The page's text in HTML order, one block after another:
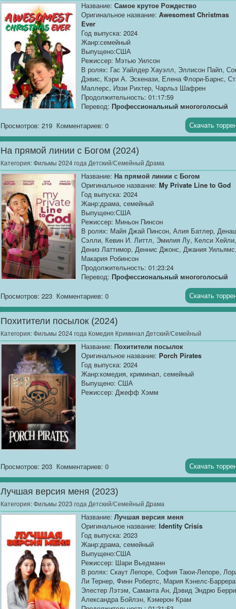
Название: Самое крутое Рождество
Оригинальное название: Awesomest Christmas
Ever
Год выпуска: 2024
Жанр:семейный
Выпущено:США
Режиссер: Мэтью Уилсон
В ролях: Гас Уайлдер Хауэлл, Эллисон Пайп,
Дэвис, Кэри А. Эскенази, Елена Флори-Барнс,
Маллерс, Иззи Рихтер, Чарльз Шафрен
Продолжительность: 01:17:59
Перевод: Профессиональный многоголосый
Размер:1.37 GB
Оливер пытается помешать своим родителям
развестись...
Просмотров: 219 Комментариев: 0 Скачать
На прямой линии с Богом (2024)
Категория:Фильмы 2024 года Детский/Семейный Драма
Название: На прямой линии с Богом
Оригинальное название: My Private Line to God
Год выпуска: 2024
Жанр:драма, семейный
Выпущено:США
Режиссер: Миньон Пинсон
В ролях: Майя Джай Пинсон, Алия Батлер,
Сэлли, Кевин И. Литтл, Эмилия Лу, Келси Хейли,
Дениз Латтимор, Деннис Джонс, Джания
Макария Робинсон
Продолжительность: 01:23:24
Перевод: Профессиональный многоголосый
Размер:1.37 GB
Джой верит, что подарок тети Кей на ее день
рождения обладает божественной силой: прямой
связью с Богом, которая активируется, когда
или более собираются во имя Его.
Просмотров: 223 Комментариев: 0 Скачать
Похитители посылок (2024)
Категория:Фильмы 2024 года Комедия Криминал Детский/Семейный
Название: Похитители посылок
Оригинальное название: Porch Pirates
Год выпуска: 2024
Жанр:комедия, криминал, семейный
Выпущено: США
Режиссер: Джефф Хэмм
В ролях: Фил Мендоса, Джей Ди Уолтерс, Райан
Джонсон, Кара Райнер, Ноа Арчибальд, Ларри
Просмотров: 203 Комментариев: 0 Скачать
Лучшая версия меня (2023)
Категория:Фильмы 2023 года Детский/Семейный Драма
Название: Лучшая версия меня
Оригинальное название: Identity Crisis
Год выпуска: 2023
Жанр:драма, семейный
Выпущено:США
Режиссер: Шари Вьедманн
В ролях: Скаут Лепоре, София Таюи-Лепоре,
Ли Тернер, Финн Робертс, Мария Кэнелс-
Элестер Лэтэм, Саманта Ан, Дэвид Эндрю
Александра Бойлэн, Кэмерон Крам